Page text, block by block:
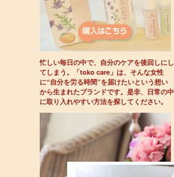
忙しい毎日の中で、自分のケアを後回しにし
てしまう。「toko care」は、そんな女性
に“自分を労る時間”を届けたいという想い
から生まれたブランドです。是非、日常の中
に取り入れやすい方法を探してください。